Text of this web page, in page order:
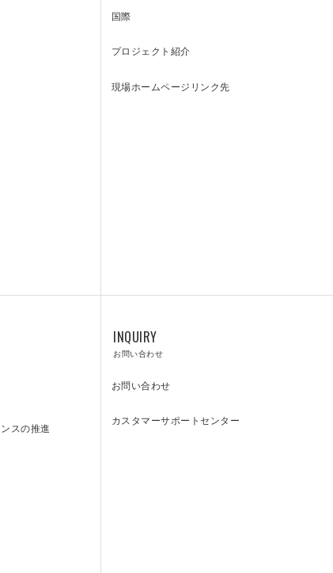
CUSTOMER
SUPPORT
国際
プロジェクト紹介
現場ホームページリンク先
スの推進
INQUIRY
お問い合わせ
お問い合わせ
カスタマーサポートセンター